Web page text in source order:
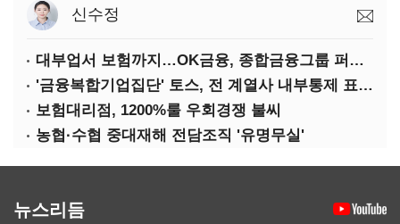
신수정
대부업서 보험까지…OK금융, 종합금융그룹 퍼즐 맞춘다
'금융복합기업집단' 토스, 전 계열사 내부통제 표준화
보험대리점, 1200%룰 우회경쟁 불씨
농협·수협 중대재해 전담조직 '유명무실'
뉴스리듬